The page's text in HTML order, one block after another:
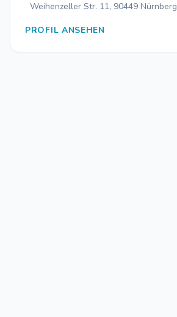
Weihenzeller Str. 11, 90449 Nürnberg
PROFIL ANSEHEN